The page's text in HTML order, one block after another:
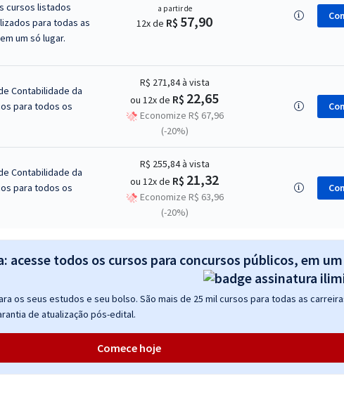
cursos listados
para todas as
um só lugar.
a partir de
12x de R$ 57,90
Contabilidade da
para todos os
R$ 271,84à vista
ou 12x de R$ 22,65
Economize R$ 67,96
(-20%)
Contabilidade da
para todos os
R$ 255,84à vista
ou 12x de R$ 21,32
Economize R$ 63,96
(-20%)
acesse todos os cursos para concursos públicos, em
os seus estudos e seu bolso. São mais de 25 mil cursos para todas as
de atualização pós-edital.
Comece hoje